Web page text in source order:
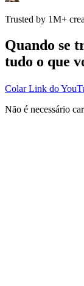
Trusted by 1M+
Quando se
tudo o que
Colar Link do
Não é necessário